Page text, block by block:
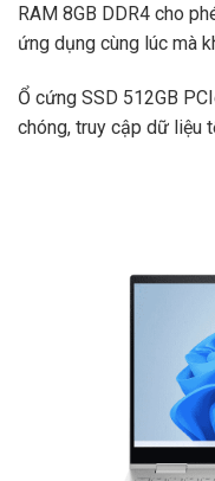
RAM 8GB DDR4 cho
ứng dụng cùng lúc mà
Ổ cứng SSD 512GB
chóng, truy cập dữ liệu